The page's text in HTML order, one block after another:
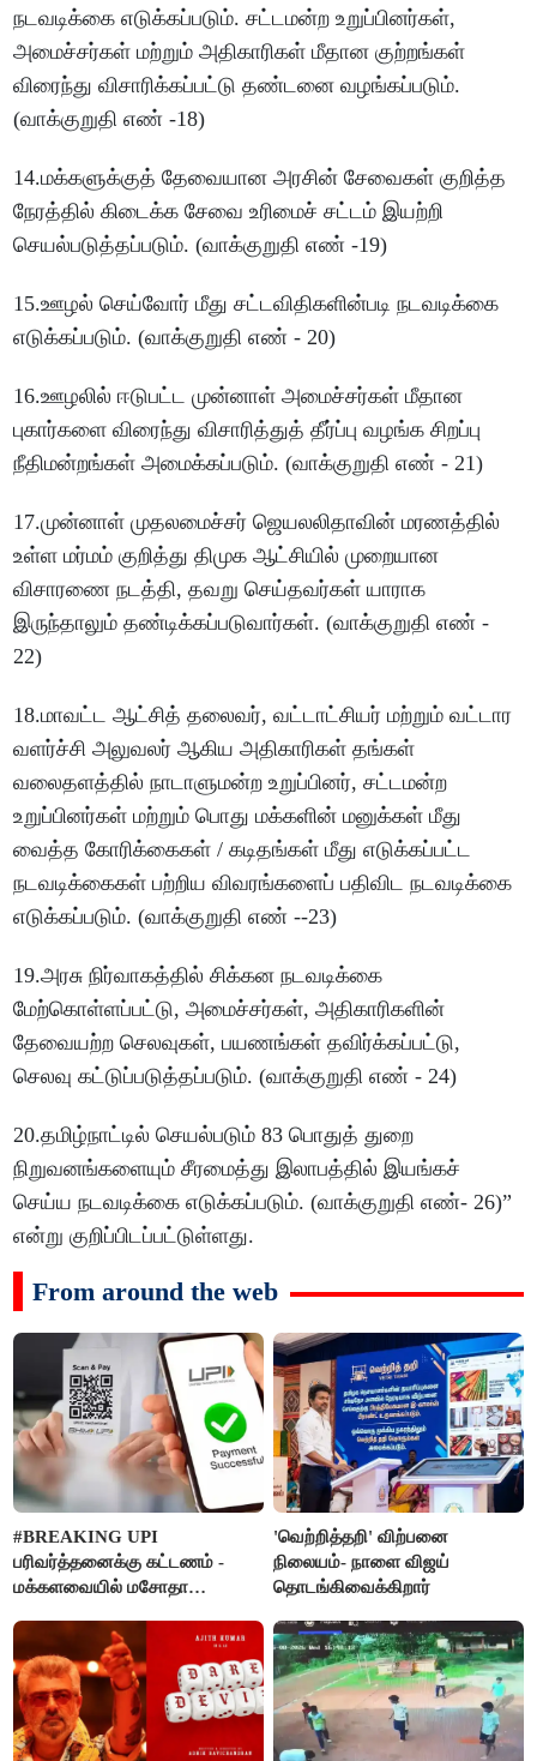
நடவடிக்கை எடுக்கப்படும். சட்டமன்ற உறுப்பினர்கள்,
அமைச்சர்கள் மற்றும் அதிகாரிகள் மீதான குற்றங்கள்
விரைந்து விசாரிக்கப்பட்டு தண்டனை வழங்கப்படும்.
(வாக்குறுதி எண் -18)
14.மக்களுக்குத் தேவையான அரசின் சேவைகள் குறித்த
நேரத்தில் கிடைக்க சேவை உரிமைச் சட்டம் இயற்றி
செயல்படுத்தப்படும். (வாக்குறுதி எண் -19)
15.ஊழல் செய்வோர் மீது சட்டவிதிகளின்படி நடவடிக்கை
எடுக்கப்படும். (வாக்குறுதி எண் - 20)
16.ஊழலில் ஈடுபட்ட முன்னாள் அமைச்சர்கள் மீதான
புகார்களை விரைந்து விசாரித்துத் தீர்ப்பு வழங்க சிறப்பு
நீதிமன்றங்கள் அமைக்கப்படும். (வாக்குறுதி எண் - 21)
17.முன்னாள் முதலமைச்சர் ஜெயலலிதாவின் மரணத்தில்
உள்ள மர்மம் குறித்து திமுக ஆட்சியில் முறையான
விசாரணை நடத்தி, தவறு செய்தவர்கள் யாராக
இருந்தாலும் தண்டிக்கப்படுவார்கள். (வாக்குறுதி எண் -
22)
18.மாவட்ட ஆட்சித் தலைவர், வட்டாட்சியர் மற்றும் வட்டார
வளர்ச்சி அலுவலர் ஆகிய அதிகாரிகள் தங்கள்
வலைதளத்தில் நாடாளுமன்ற உறுப்பினர், சட்டமன்ற
உறுப்பினர்கள் மற்றும் பொது மக்களின் மனுக்கள் மீது
வைத்த கோரிக்கைகள் / கடிதங்கள் மீது எடுக்கப்பட்ட
நடவடிக்கைகள் பற்றிய விவரங்களைப் பதிவிட நடவடிக்கை
எடுக்கப்படும். (வாக்குறுதி எண் --23)
19.அரசு நிர்வாகத்தில் சிக்கன நடவடிக்கை
மேற்கொள்ளப்பட்டு, அமைச்சர்கள், அதிகாரிகளின்
தேவையற்ற செலவுகள், பயணங்கள் தவிர்க்கப்பட்டு,
செலவு கட்டுப்படுத்தப்படும். (வாக்குறுதி எண் - 24)
20.தமிழ்நாட்டில் செயல்படும் 83 பொதுத் துறை
நிறுவனங்களையும் சீரமைத்து இலாபத்தில் இயங்கச்
செய்ய நடவடிக்கை எடுக்கப்படும். (வாக்குறுதி எண்- 26)”
என்று குறிப்பிடப்பட்டுள்ளது.
From around the web
#BREAKING UPI
பரிவர்த்தனைக்கு கட்டணம் -
மக்களவையில் மசோதா
'வெற்றித்தறி' விற்பனை
நிலையம்- நாளை விஜய்
தொடங்கிவைக்கிறார்